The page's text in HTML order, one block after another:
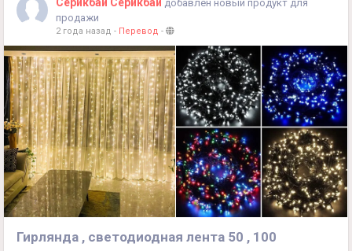
добавлен новый продукт для
продажи
2 года назад - Перевод -
Гирлянда , светодиодная лента 50 , 100